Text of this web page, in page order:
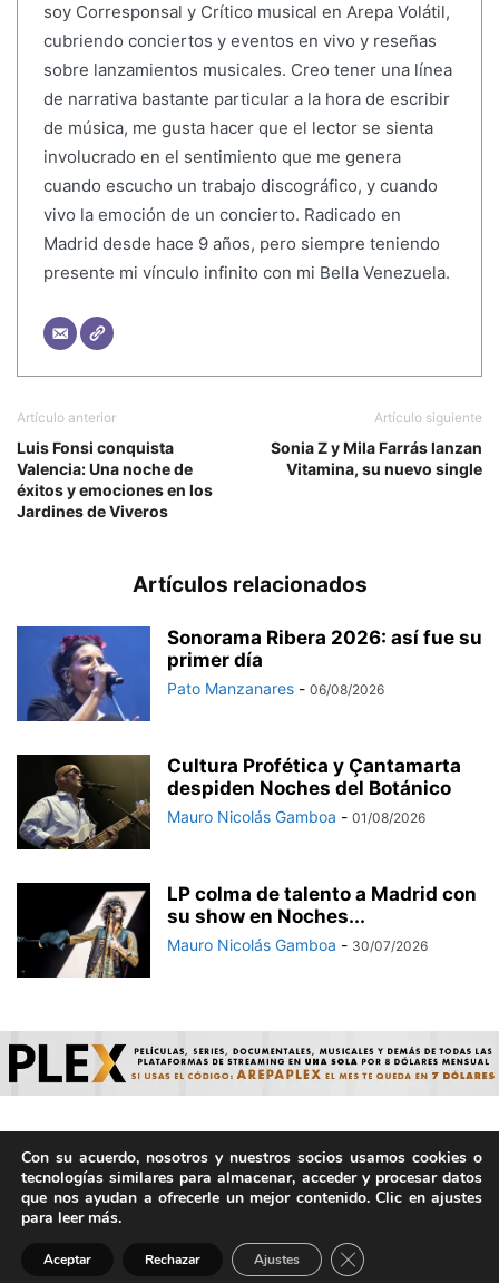
soy Corresponsal y Crítico musical en Arepa Volátil,
cubriendo conciertos y eventos en vivo y reseñas
sobre lanzamientos musicales. Creo tener una línea
de narrativa bastante particular a la hora de escribir
de música, me gusta hacer que el lector se sienta
involucrado en el sentimiento que me genera
cuando escucho un trabajo discográfico, y cuando
vivo la emoción de un concierto. Radicado en
Madrid desde hace 9 años, pero siempre teniendo
presente mi vínculo infinito con mi Bella Venezuela.
Artículo anterior
Luis Fonsi conquista
Valencia: Una noche de
éxitos y emociones en los
Jardines de Viveros
Artículo siguiente
Sonia Z y Mila Farrás lanzan
Vitamina, su nuevo single
Artículos relacionados
Sonorama Ribera 2026: así fue su
primer día
Pato Manzanares - 06/08/2026
Cultura Profética y Çantamarta
despiden Noches del Botánico
Mauro Nicolás Gamboa - 01/08/2026
LP colma de talento a Madrid con
su show en Noches...
Mauro Nicolás Gamboa - 30/07/2026
© ArepaVolatil.Com 2021-2025 - Hecho por humanos, no por
IA. | Todos los derechos reservados.
Con su acuerdo, nosotros y nuestros socios usamos cookies o
tecnologías similares para almacenar, acceder y procesar datos
que nos ayudan a ofrecerle un mejor contenido. Clic en ajustes
para leer más.
Aceptar Rechazar Ajustes Cerrar el banner de